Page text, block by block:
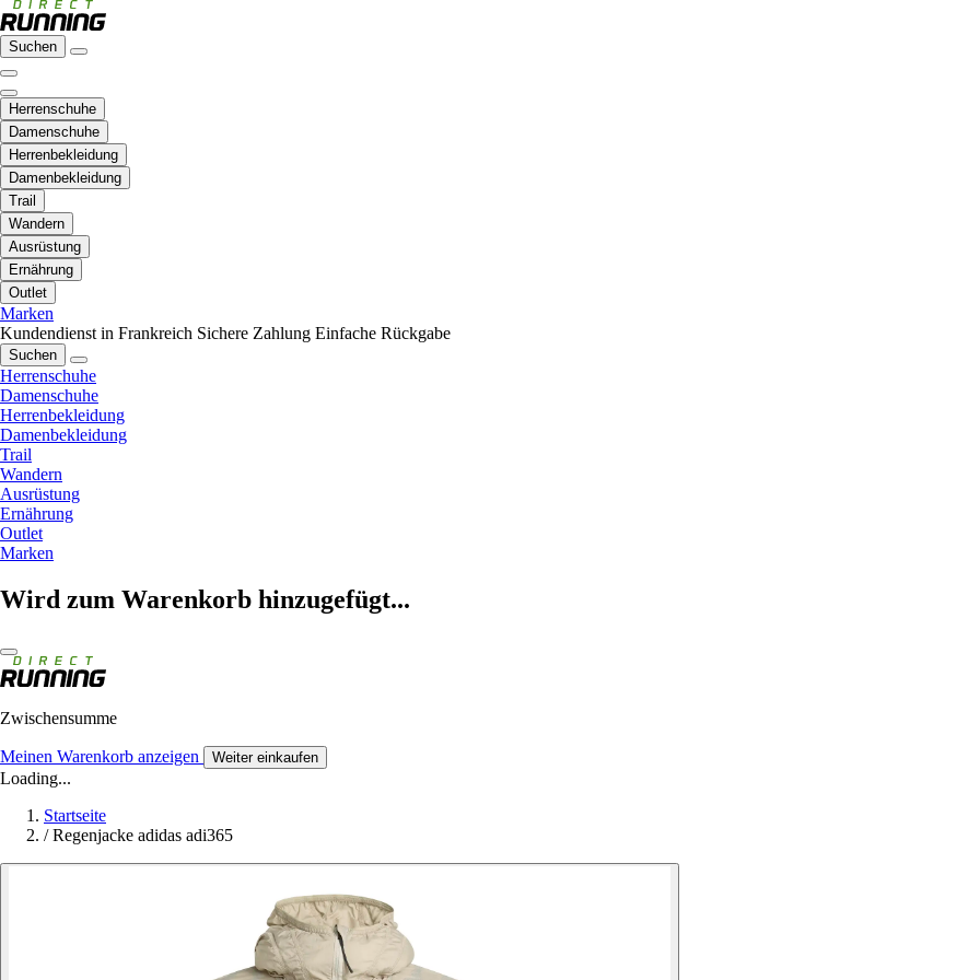
Suchen
Herrenschuhe
Damenschuhe
Herrenbekleidung
Damenbekleidung
Trail
Wandern
Ausrüstung
Ernährung
Outlet
Marken
Kundendienst in Frankreich Sichere Zahlung Einfache Rückgabe
Suchen
Herrenschuhe
Damenschuhe
Herrenbekleidung
Damenbekleidung
Trail
Wandern
Ausrüstung
Ernährung
Outlet
Marken
Wird zum Warenkorb hinzugefügt...
Zwischensumme
Meinen Warenkorb anzeigen Weiter einkaufen
Loading...
Startseite
/ Regenjacke adidas adi365